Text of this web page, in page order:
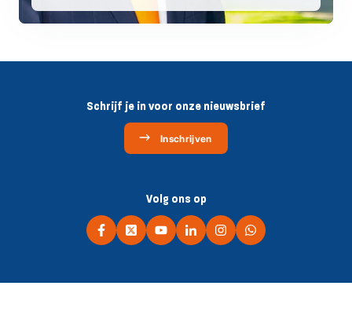
Schrijf je in voor onze nieuwsbrief
Inschrijven
Volg ons op